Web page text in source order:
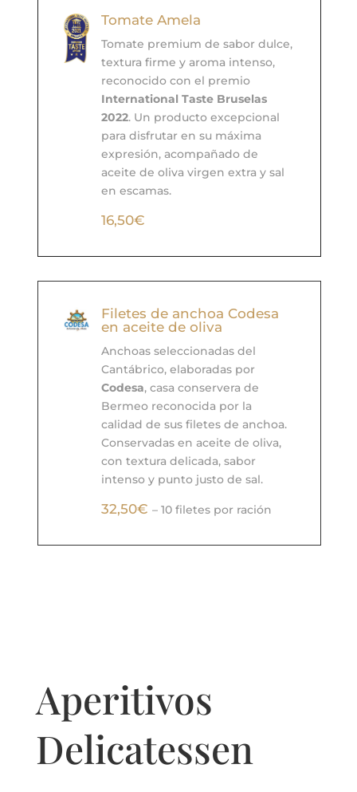
Tomate Amela
Tomate premium de sabor dulce,
textura firme y aroma intenso,
reconocido con el premio
International Taste Bruselas
2022. Un producto excepcional
para disfrutar en su máxima
expresión, acompañado de
aceite de oliva virgen extra y sal
en escamas.
16,50€
Filetes de anchoa Codesa
en aceite de oliva
Anchoas seleccionadas del
Cantábrico, elaboradas por
Codesa, casa conservera de
Bermeo reconocida por la
calidad de sus filetes de anchoa.
Conservadas en aceite de oliva,
con textura delicada, sabor
intenso y punto justo de sal.
32,50€ – 10 filetes por ración
Aperitivos
Delicatessen